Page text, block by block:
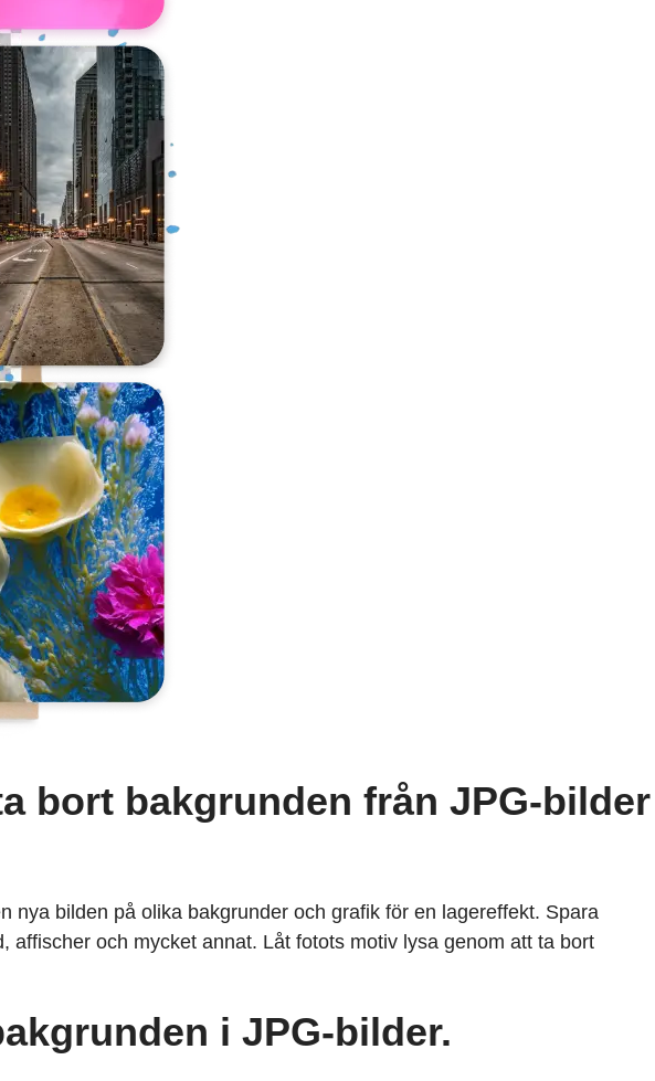
bort bakgrunden från JPG-bilder
nya bilden på olika bakgrunder och grafik för en lagereffekt. Spara
och mycket annat. Låt fotots motiv lysa genom att ta bort
i JPG-bilder.